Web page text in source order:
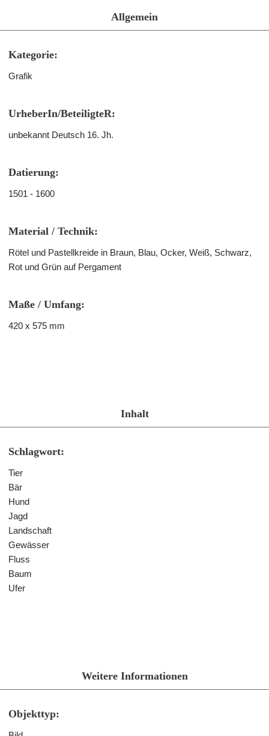
Allgemein
Kategorie:
Grafik
UrheberIn/BeteiligteR:
unbekannt Deutsch 16. Jh.
Datierung:
1501 - 1600
Material / Technik:
Rötel und Pastellkreide in Braun, Blau, Ocker, Weiß, Schwarz,
Rot und Grün auf Pergament
Maße / Umfang:
420 x 575 mm
Inhalt
Schlagwort:
Tier
Bär
Hund
Jagd
Landschaft
Gewässer
Fluss
Baum
Ufer
Weitere Informationen
Objekttyp: